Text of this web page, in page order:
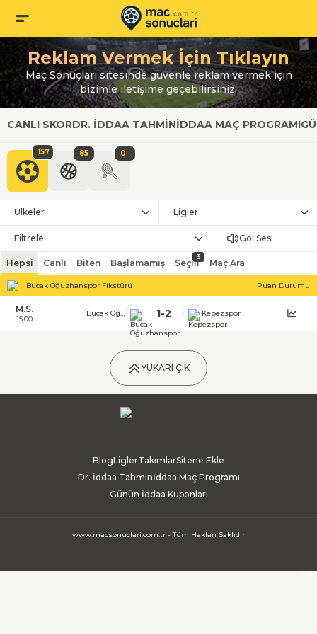
Reklam Vermek İçin Tıklayın
Maç Sonuçları sitesinde güvenle reklam vermek için
bizimle iletişime geçebilirsiniz.
CANLI SKORDR. İDDAA TAHMINİDDAA MAÇ PROGRAMI
157 85 0
Ülkeler Ligler
Filtrele Gol Sesi
Hepsi Canlı Biten Başlamamış Seçili
3
Maç Ara
Bucak Oğuzhanspor Fikstürü Puan Durumu
M.S.
15:00
Bucak Oğuzhanspor 1-2 Kepezspor
YUKARI ÇIK
BlogLiglerTakımlarSitene Ekle
Dr. İddaa Tahminİddaa Maç Programı
Günün İddaa Kuponları
www.macsonuclari.com.tr - Tüm Hakları Saklıdır